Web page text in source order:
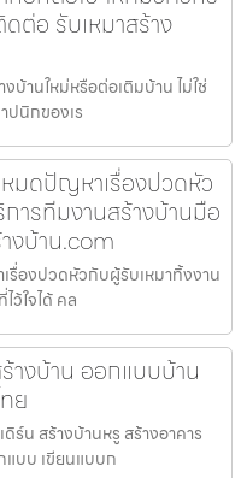
ต่อ รับเหมาสร้าง
บ้านใหม่หรือต่อเติมบ้าน ไม่ใช่
ปนิกของเร
มดปัญหาเรื่องปวดหัว
ารทีมงานสร้างบ้านมือ
งบ้าน.com
รื่องปวดหัวกับผู้รับเหมาทิ้งงาน
ว้ใจได้ คล
างบ้าน ออกแบบบ้าน
ย
ร์น สร้างบ้านหรู สร้างอาคาร
แบบ เขียนแบบก